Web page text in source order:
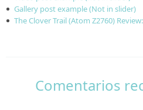
Gallery post example (Not in slider)
The Clover Trail (Atom Z2760)
Comentarios